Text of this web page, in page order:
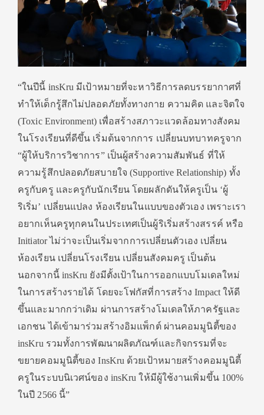
“ในปีนี้ insKru มีเป้าหมายที่จะหาวิธีการลดบรรยากาศที่
ทำให้เด็กรู้สึกไม่ปลอดภัยทั้งทางกาย ความคิด และจิตใจ
(Toxic Environment) เพื่อสร้างสภาวะแวดล้อมทางสังคม
ในโรงเรียนที่ดีขึ้น เริ่มต้นจากการ เปลี่ยนบทบาทครูจาก
“ผู้ให้บริการวิชาการ” เป็นผู้สร้างความสัมพันธ์ ที่ให้
ความรู้สึกปลอดภัยสบายใจ (Supportive Relationship) ทั้ง
ครูกับครู และครูกับนักเรียน โดยผลักดันให้ครูเป็น ‘ผู้
ริเริ่ม’ เปลี่ยนแปลง ห้องเรียนในแบบของตัวเอง เพราะเรา
อยากเห็นครูทุกคนในประเทศเป็นผู้ริเริ่มสร้างสรรค์ หรือ
Initiator ไม่ว่าจะเป็นเริ่มจากการเปลี่ยนตัวเอง เปลี่ยน
ห้องเรียน เปลี่ยนโรงเรียน เปลี่ยนสังคมครู เป็นต้น
นอกจากนี้ insKru ยังมีตั้งเป้าในการออกแบบโมเดลใหม่
ในการสร้างรายได้ โดยจะโฟกัสที่การสร้าง Impact ให้ดี
ขึ้นและมากกว่าเดิม ผ่านการสร้างโมเดลให้ภาครัฐและ
เอกชน ได้เข้ามาร่วมสร้างอิมแพ็กต์ ผ่านคอมมูนิตี้ของ
insKru รวมทั้งการพัฒนาผลิตภัณฑ์และกิจกรรมที่จะ
ขยายคอมมูนิตี้ของ InsKru ด้วยเป้าหมายสร้างคอมมูนิตี้
ครูในระบบนิเวศน์ของ insKru ให้มีผู้ใช้งานเพิ่มขึ้น 100%
ในปี 2566 นี้”